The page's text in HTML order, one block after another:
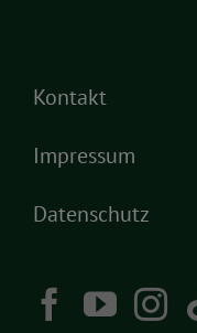
Kontakt
Impressum
Datenschutz